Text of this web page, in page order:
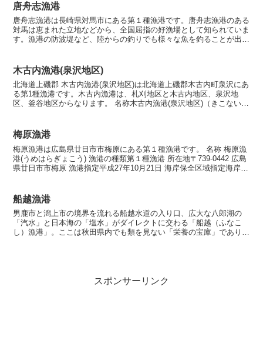
唐舟志漁港
唐舟志漁港は長崎県対馬市にある第１種漁港です。唐舟志漁港のある
対馬は恵まれた立地などから、全国屈指の好漁場として知られていま
す。漁港の防波堤など、陸からの釣りでも様々な魚を釣ることが出来
木古内漁港(泉沢地区)
北海道上磯郡 木古内漁港(泉沢地区)は北海道上磯郡木古内町泉沢にあ
る第1種漁港です。木古内漁港は、札刈地区と木古内地区、泉沢地
区、釜谷地区からなります。 名称木古内漁港(泉沢地区)（きこないぎ
梅原漁港
梅原漁港は広島県廿日市市梅原にある第１種漁港です。 名称 梅原漁
港(うめはらぎょこう) 漁港の種類第１種漁港 所在地〒739-0442 広島
県廿日市市梅原 漁港指定平成27年10月21日 海岸保全区域指定海岸保
船越漁港
男鹿市と潟上市の境界を流れる船越水道の入り口、広大な八郎湖の
「汽水」と日本海の「塩水」がダイレクトに交わる「船越（ふなこ
し）漁港」。ここは秋田県内でも類を見ない「栄養の宝庫」であり、
スポンサーリンク